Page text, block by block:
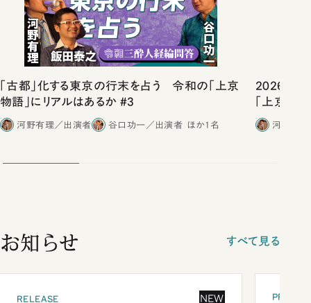
「古都」化する東京の行末を占う 令和の「上京
物語」にリアルはあるか #3
河野有理／出演者 谷口功一／出演者 ほか1名
2026年の
「上京物
河野有
お知らせ すべて見る
RELEASE NEW